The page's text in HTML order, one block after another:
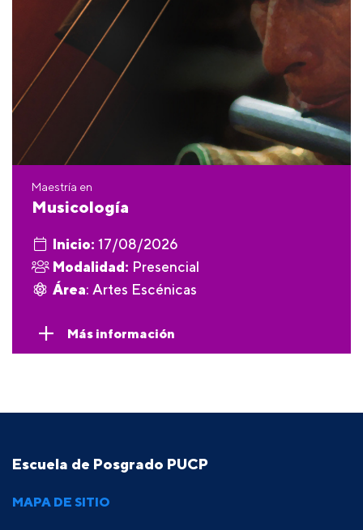
Maestría en
Musicología
Inicio: 17/08/2026
Modalidad: Presencial
Área: Artes Escénicas
Más información
Escuela de Posgrado PUCP
MAPA DE SITIO